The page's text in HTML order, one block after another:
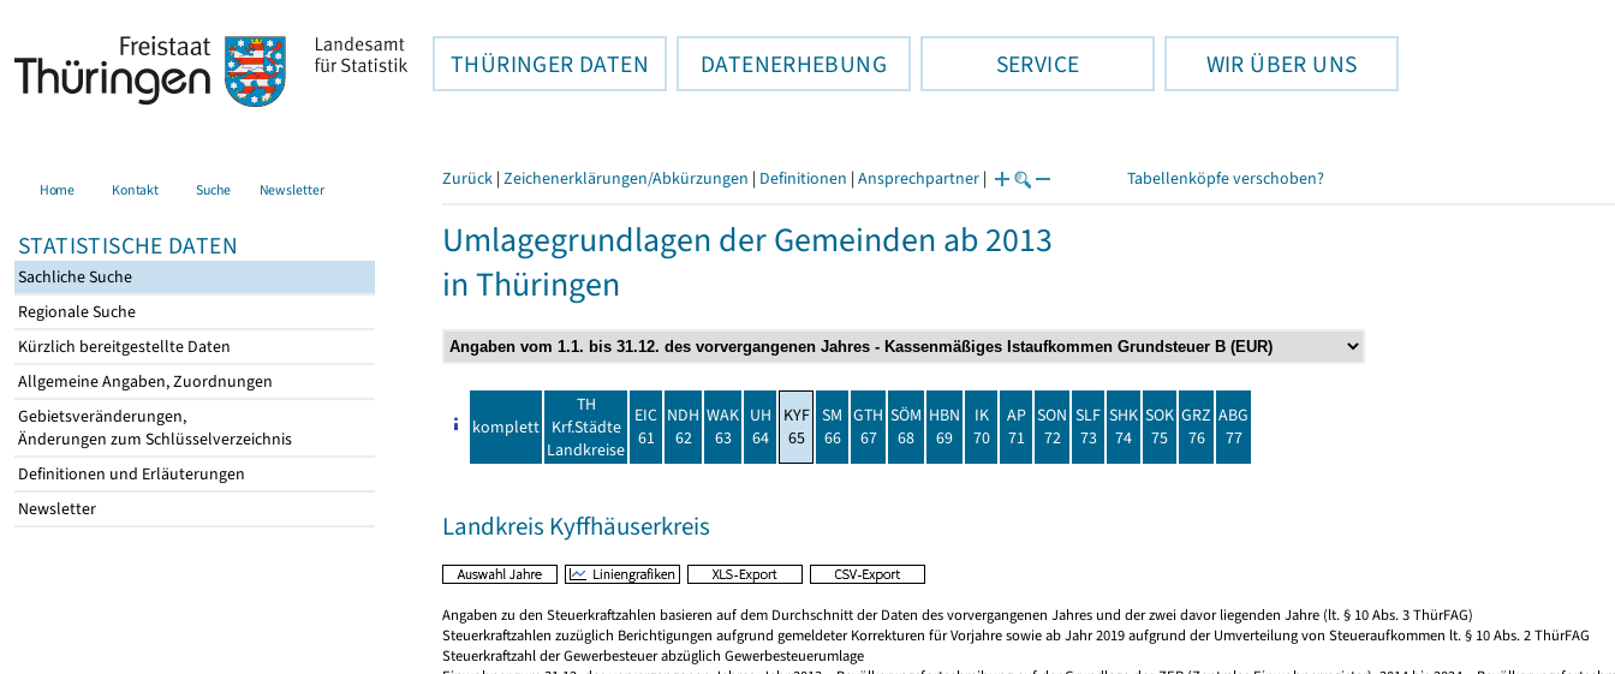
THÜRINGER DATEN DATENERHEBUNG SERVICE WIR ÜBER UNS
Home Kontakt Suche Newsletter
STATISTISCHE DATEN
Sachliche Suche
Regionale Suche
Kürzlich bereitgestellte Daten
Allgemeine Angaben, Zuordnungen
Gebietsveränderungen,
Änderungen zum Schlüsselverzeichnis
Definitionen und Erläuterungen
Newsletter
Zurück | Zeichenerklärungen/Abkürzungen | Definitionen | Ansprechpartner | Tabellenköpfe verschoben?
Umlagegrundlagen der Gemeinden ab 2013
in Thüringen
komplett
TH
Krf.Städte
Landkreise
EIC
61
NDH
62
WAK
63
UH
64
KYF
65
SM
66
GTH
67
SÖM
68
HBN
69
IK
70
AP
71
SON
72
SLF
73
SHK
74
SOK
75
GRZ
76
ABG
77
Landkreis Kyffhäuserkreis
Angaben zu den Steuerkraftzahlen basieren auf dem Durchschnitt der Daten des vorvergangenen Jahres und der zwei davor liegenden Jahre (lt. § 10 Abs. 3 ThürFAG)
Steuerkraftzahlen zuzüglich Berichtigungen aufgrund gemeldeter Korrekturen für Vorjahre sowie ab Jahr 2019 aufgrund der Umverteilung von Steueraufkommen lt. § 10 Abs. 2 ThürFAG
Steuerkraftzahl der Gewerbesteuer abzüglich Gewerbesteuerumlage